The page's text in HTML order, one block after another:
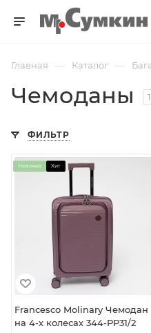
Главная — Каталог —
Чемоданы
ФИЛЬТР
Новинка Хит
Francesco Molinary Чемодан
на 4-х колесах 344-PP31/2